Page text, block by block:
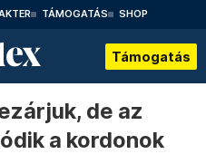
TÁMOGATÁS SHOP
Támogatás
de az
a kordonok